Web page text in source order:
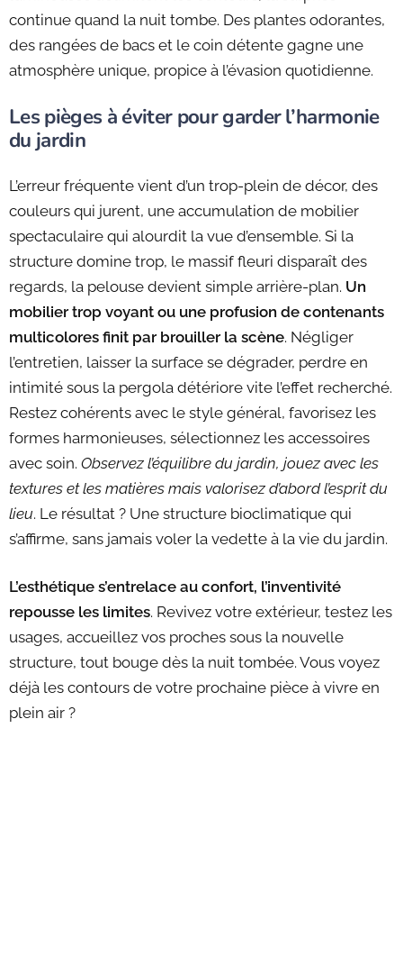
continue quand la nuit tombe. Des plantes odorantes,
des rangées de bacs et le coin détente gagne une
atmosphère unique, propice à l’évasion quotidienne.
Les pièges à éviter pour garder l’harmonie
du jardin
L’erreur fréquente vient d’un trop-plein de décor, des
couleurs qui jurent, une accumulation de mobilier
spectaculaire qui alourdit la vue d’ensemble. Si la
structure domine trop, le massif fleuri disparaît des
regards, la pelouse devient simple arrière-plan. Un
mobilier trop voyant ou une profusion de contenants
multicolores finit par brouiller la scène. Négliger
l’entretien, laisser la surface se dégrader, perdre en
intimité sous la pergola détériore vite l’effet recherché.
Restez cohérents avec le style général, favorisez les
formes harmonieuses, sélectionnez les accessoires
avec soin. Observez l’équilibre du jardin, jouez avec les
textures et les matières mais valorisez d’abord l’esprit du
lieu. Le résultat ? Une structure bioclimatique qui
s’affirme, sans jamais voler la vedette à la vie du jardin.
L’esthétique s’entrelace au confort, l’inventivité
repousse les limites. Revivez votre extérieur, testez les
usages, accueillez vos proches sous la nouvelle
structure, tout bouge dès la nuit tombée. Vous voyez
déjà les contours de votre prochaine pièce à vivre en
plein air ?